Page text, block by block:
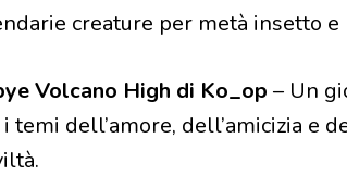
creature per metà insetto e
Volcano High di Ko_op – Un
temi dell’amore, dell’amicizia e